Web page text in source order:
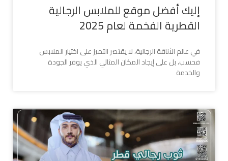
إليك أفضل موقع للملابس الرجالية
القطرية الفخمة لعام 2025
في عالم الأناقة الرجالية، لا يقتصر التميز على اختيار الملابس
فحسب، بل على إيجاد المكان المثالي الذي يوفر الجودة
والخدمة